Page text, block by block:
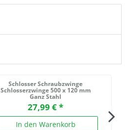
Schlosser Schraubzwinge
Schlosserzwinge 500 x 120 mm
Ganz Stahl
27,99 € *
In den Warenkorb